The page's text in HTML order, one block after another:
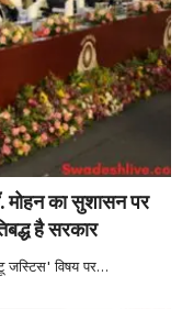
का सुशासन पर
है सरकार
विषय पर…